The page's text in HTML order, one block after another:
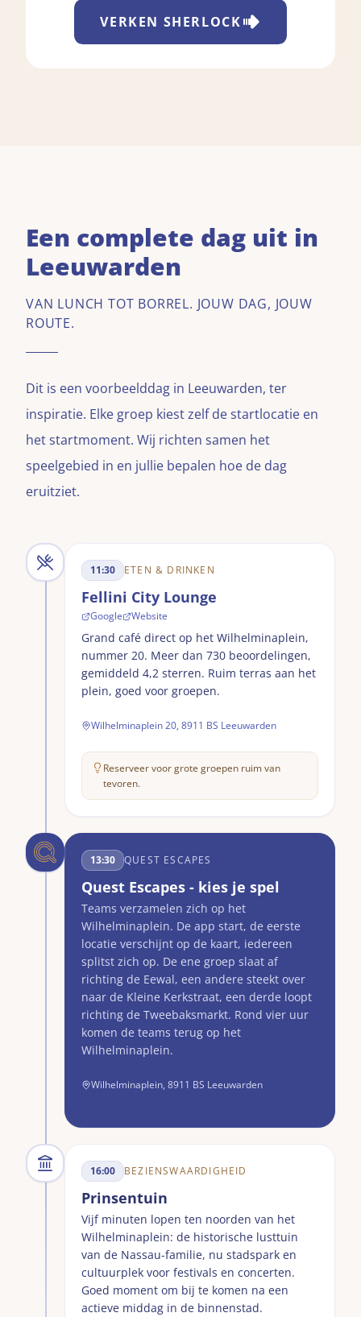
VERKEN SHERLOCK
Een complete dag uit in
Leeuwarden
VAN LUNCH TOT BORREL. JOUW DAG, JOUW
ROUTE.
Dit is een voorbeelddag in Leeuwarden, ter
inspiratie. Elke groep kiest zelf de startlocatie en
het startmoment. Wij richten samen het
speelgebied in en jullie bepalen hoe de dag
eruitziet.
11:30 ETEN & DRINKEN
Fellini City Lounge
Google Website
Grand café direct op het Wilhelminaplein,
nummer 20. Meer dan 730 beoordelingen,
gemiddeld 4,2 sterren. Ruim terras aan het
plein, goed voor groepen.
Wilhelminaplein 20, 8911 BS Leeuwarden
Reserveer voor grote groepen ruim van
tevoren.
13:30 QUEST ESCAPES
Quest Escapes - kies je spel
Teams verzamelen zich op het
Wilhelminaplein. De app start, de eerste
locatie verschijnt op de kaart, iedereen
splitst zich op. De ene groep slaat af
richting de Eewal, een andere steekt over
naar de Kleine Kerkstraat, een derde loopt
richting de Tweebaksmarkt. Rond vier uur
komen de teams terug op het
Wilhelminaplein.
Wilhelminaplein, 8911 BS Leeuwarden
16:00 BEZIENSWAARDIGHEID
Prinsentuin
Vijf minuten lopen ten noorden van het
Wilhelminaplein: de historische lusttuin
van de Nassau-familie, nu stadspark en
cultuurplek voor festivals en concerten.
Goed moment om bij te komen na een
actieve middag in de binnenstad.